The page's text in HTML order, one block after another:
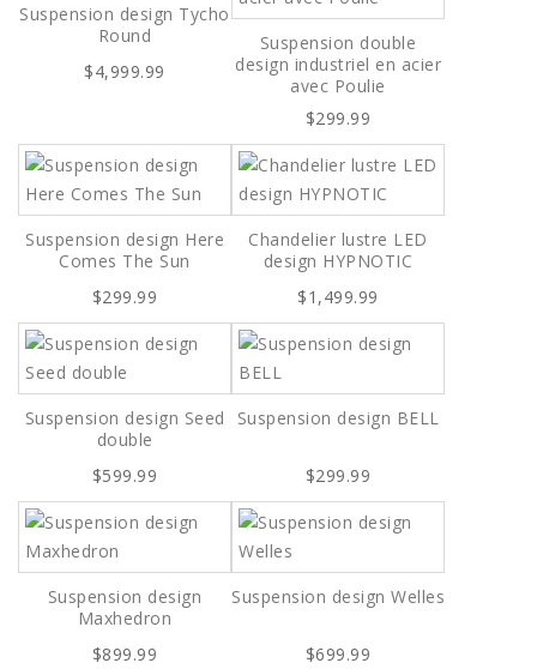
Suspension design Tycho
Round
$4,999.99
Suspension double
design industriel en acier
avec Poulie
$299.99
Suspension design Here
Comes The Sun
$299.99
Chandelier lustre LED
design HYPNOTIC
$1,499.99
Suspension design Seed
double
$599.99
Suspension design BELL
$299.99
Suspension design
Maxhedron
$899.99
Suspension design Welles
$699.99